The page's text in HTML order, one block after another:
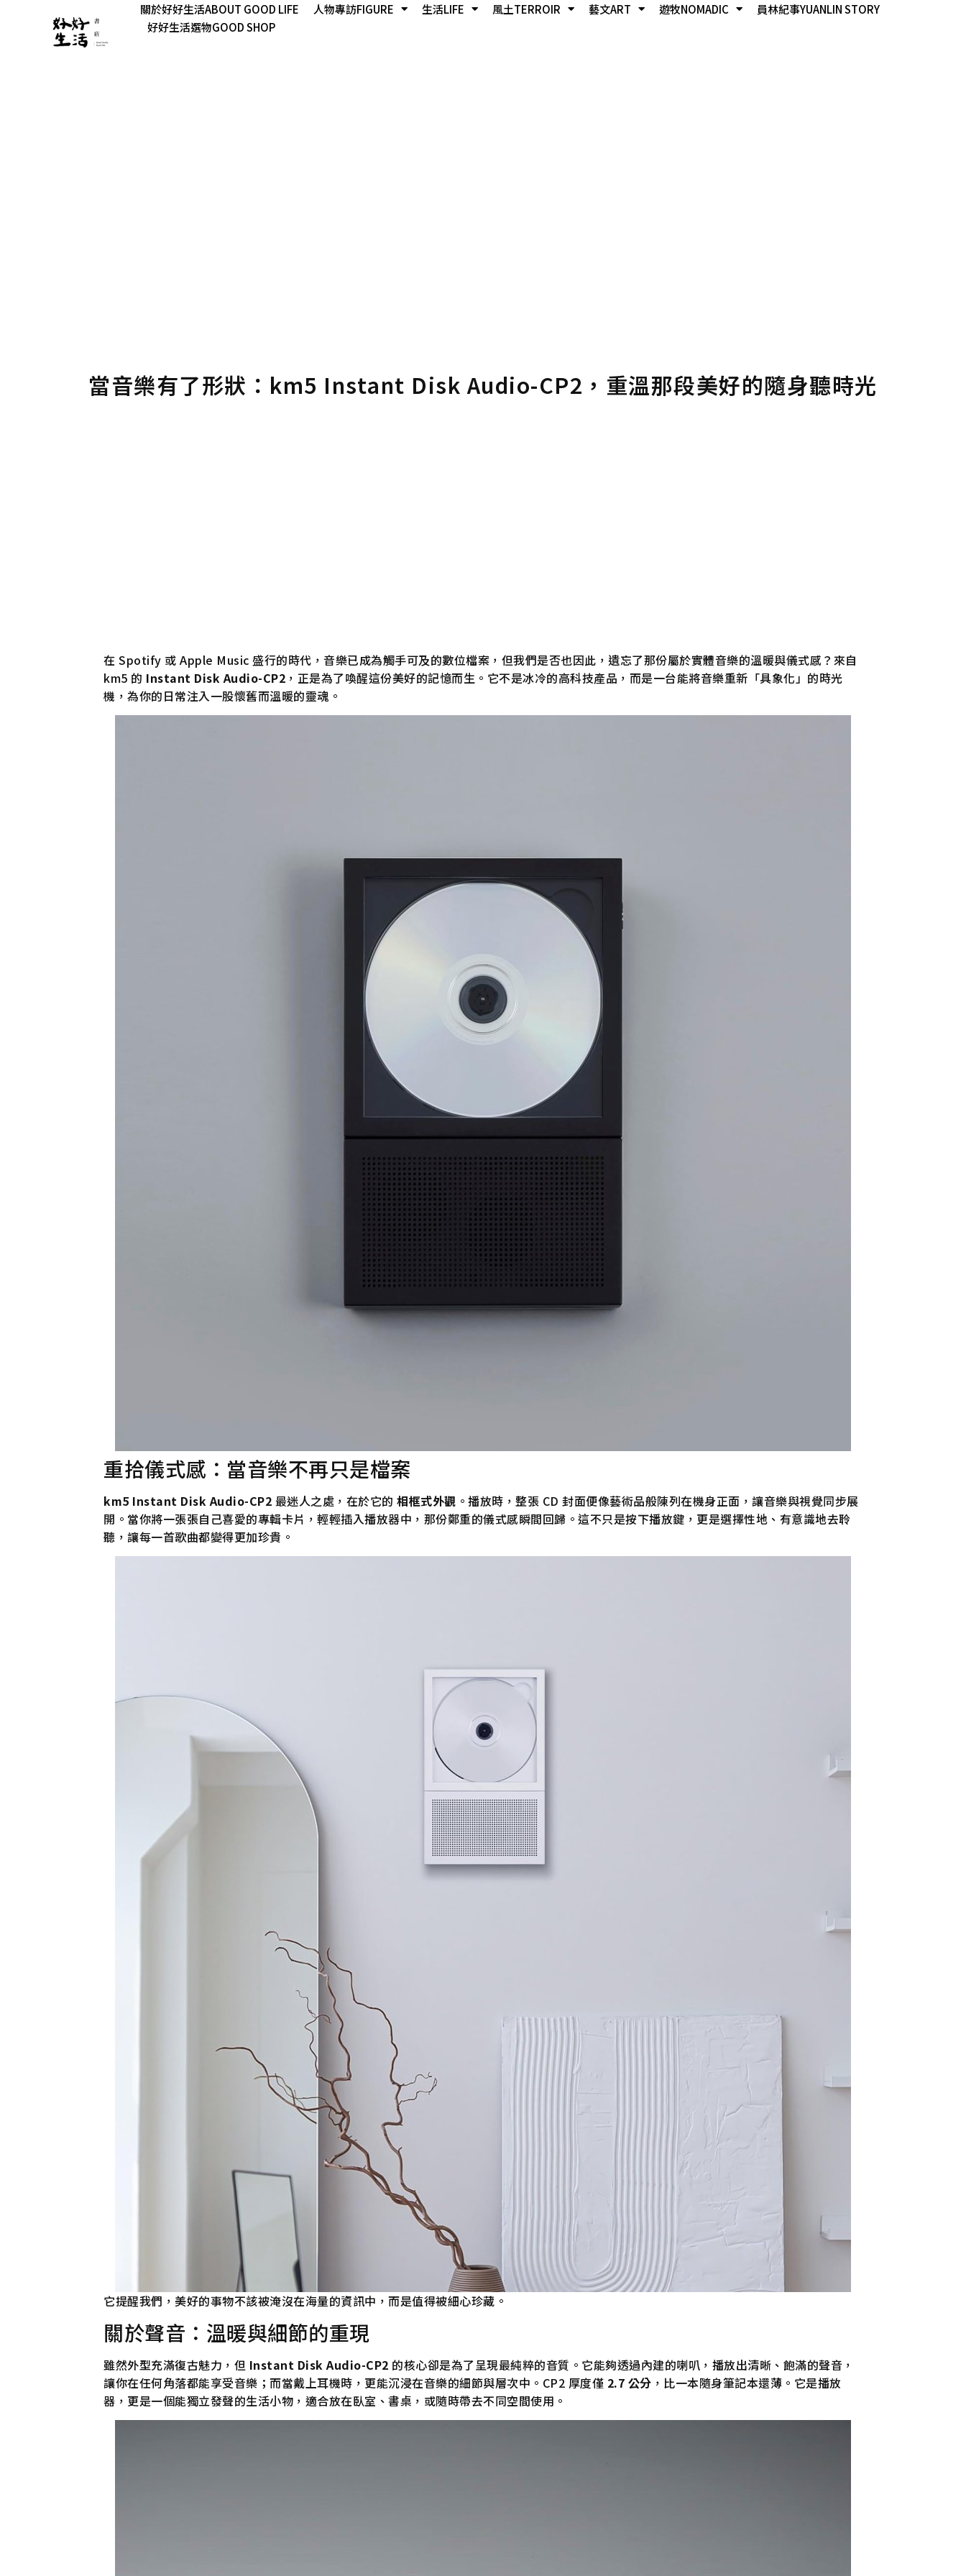
關於好好生活ABOUT GOOD LIFE 人物專訪FIGURE 生活LIFE 風土TERROIR 藝文ART 遊牧NOMADIC
員林紀事YUANLIN STORY
好好生活選物GOOD SHOP
當音樂有了形狀：km5 Instant Disk Audio-CP2，重溫那段美好的隨身聽時光
在 Spotify 或 Apple Music 盛行的時代，音樂已成為觸手可及的數位檔案，但我們是否也因此，遺忘了那份屬於實體音樂的溫暖與儀式感？來自
km5 的 Instant Disk Audio-CP2 ，正是為了喚醒這份美好的記憶而生。它不是冰冷的高科技產品，而是一台能將音樂重新「具象化」的時光
機，為你的日常注入一股懷舊而溫暖的靈魂。
重拾儀式感：當音樂不再只是檔案
km5 Instant Disk Audio-CP2 最迷人之處，在於它的相框式外觀 。播放時，整張 CD 封面便像藝術品般陳列在機身正面，讓音樂與視覺同步展
開。當你將一張張自己喜愛的專輯卡片，輕輕插入播放器中，那份鄭重的儀式感瞬間回歸。這不只是按下播放鍵，更是選擇性地、有意識地去聆
聽，讓每一首歌曲都變得更加珍貴。
它提醒我們，美好的事物不該被淹沒在海量的資訊中，而是值得被細心珍藏。
關於聲音：溫暖與細節的重現
雖然外型充滿復古魅力，但 Instant Disk Audio-CP2 的核心卻是為了呈現最純粹的音質。它能夠透過內建的喇叭，播放出清晰、飽滿的聲音，
讓你在任何角落都能享受音樂；而當戴上耳機時，更能沉浸在音樂的細節與層次中。CP2 厚度僅 2.7 公分 ，比一本隨身筆記本還薄。它是播放
器，更是一個能獨立發聲的生活小物，適合放在臥室、書桌，或隨時帶去不同空間使用。